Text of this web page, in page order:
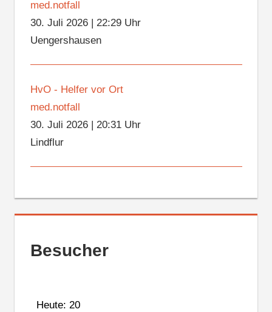
med.notfall
30. Juli 2026| 22:29 Uhr
Uengershausen
HvO - Helfer vor Ort
med.notfall
30. Juli 2026| 20:31 Uhr
Lindflur
Besucher
Heute: 20